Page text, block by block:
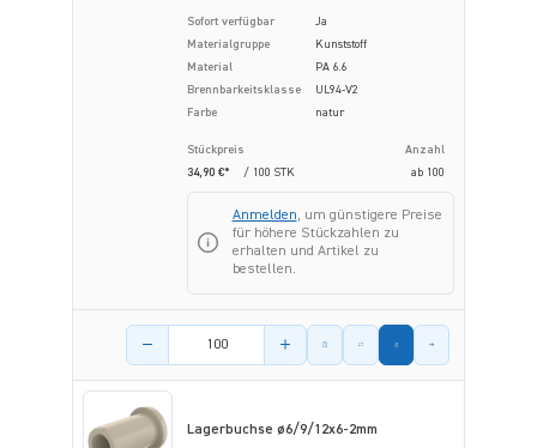
Sofort verfügbar
Ja
Materialgruppe
Kunststoff
Material
PA 6.6
Brennbarkeitsklasse
UL94-V2
Farbe
natur
Stückpreis
Anzahl
34,90 €*
/ 100 STK ab 100
Anmelden, um günstigere Preise
für höhere Stückzahlen zu
erhalten und Artikel zu
bestellen.
Menge des Artikels
Lagerbuchse ø6/9/12x6-2mm